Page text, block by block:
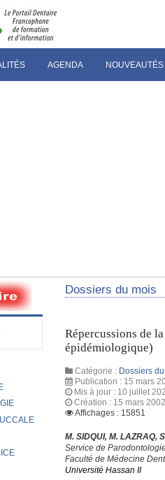
AGENDA NOUVEAUTÉS
Dossiers du mois
Répercussions de
épidémiologique)
Catégorie : Dossiers
Publication : 15 mars
Mis à jour : 10 juillet
Création : 15 mars 2002
Affichages : 15851
M. SIDQUI, M. LAZRAQ,
Service de
Faculté de Médecine
Université Hassan II